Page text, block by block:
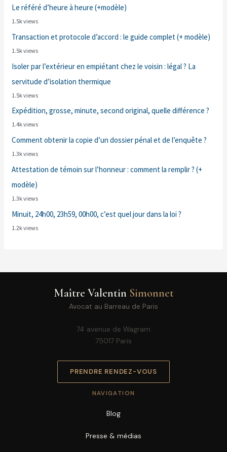
Le référé d’heure à heure (+modèle)
1.5k views
Transaction et protocole d’accord : le guide complet (+ modèle)
1.5k views
Isoler par l’extérieur en empiétant chez le voisin : légal ? La
servitude d’isolation thermique
1.5k views
Expédition, grosse, minute, second original, quelle différence ?
1.4k views
Comment obtenir la copie d’un dossier pénal et de l’enquête ?
1.3k views
Attestation de témoin sur l’honneur : comment la remplir ? (+
modèle)
1.3k views
Minuit, 24h00, 23h59, 00h00, c’est quel jour dans la loi ?
1.2k views
Maître Valentin Simonnet
Avocat au Barreau de Paris
74 avenue de Wagram
75017 Paris
PRENDRE RENDEZ-VOUS
NAVIGATION
Blog
Presse & médias